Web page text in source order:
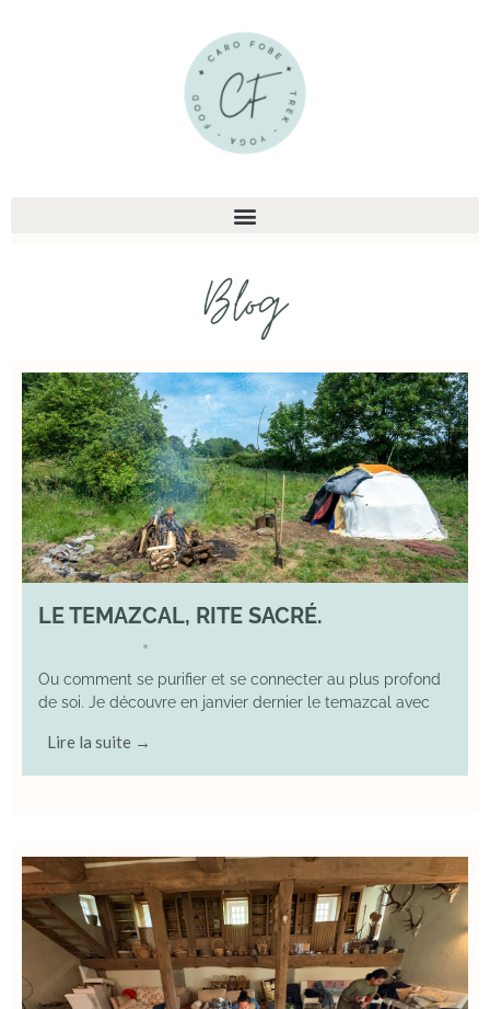
LE TEMAZCAL, RITE SACRÉ.
•
Ou comment se purifier et se connecter au plus profond
de soi. Je découvre en janvier dernier le temazcal avec
Lire la suite →